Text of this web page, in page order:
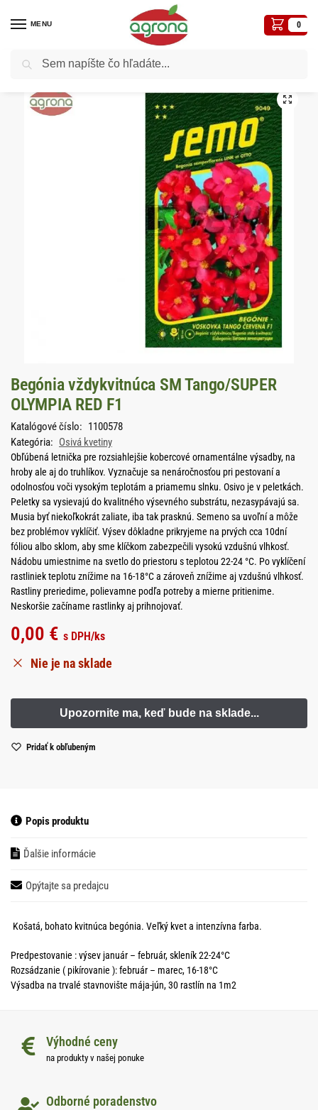
MENU 0
Domov Semená - osivá / Osivá kvetiny
Begónia vždykvitnúca SM Tango/SUPER
OLYMPIA RED F1
Katalógové číslo: 1100578
Kategória: Osivá kvetiny
Obľúbená letnička pre rozsiahlejšie kobercové ornamentálne výsadby, na
hroby ale aj do truhlíkov. Vyznačuje sa nenáročnosťou pri pestovaní a
odolnosťou voči vysokým teplotám a priamemu slnku. Osivo je v peletkách.
Peletky sa vysievajú do kvalitného výsevného substrátu, nezasypávajú sa.
Musia byť niekoľkokrát zaliate, iba tak prasknú. Semeno sa uvoľní a môže
bez problémov vyklíčiť. Výsev dôkladne prikryjeme na prvých cca 10dní
fóliou albo sklom, aby sme klíčkom zabezpečili vysokú vzdušnú vlhkosť.
Nádobu umiestnime na svetlo do priestoru s teplotou 22-24 °C. Po vyklíčení
rastliniek teplotu znížime na 16-18°C a zároveň znížime aj vzdušnú vlhkosť.
Rastliny preriedime, polievamne podľa potreby a mierne pritienime.
Neskoršie začíname rastlinky aj prihnojovať.
0,00 € s DPH/ks
Nie je na sklade
Pridať k obľubeným
Popis produktu
Ďalšie informácie
Opýtajte sa predajcu
Košatá, bohato kvitnúca begónia. Veľký kvet a intenzívna farba.
Predpestovanie : výsev január – február, skleník 22-24°C
Rozsádzanie ( pikírovanie ): február – marec, 16-18°C
Výsadba na trvalé stavnovište mája-jún, 30 rastlín na 1m2
Výhodné ceny
na produkty v našej ponuke
Odborné poradenstvo